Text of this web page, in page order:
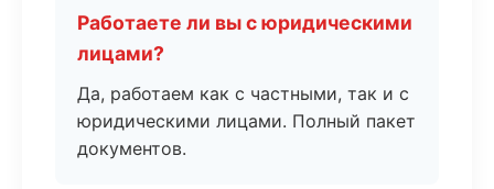
Работаете ли вы с юридическими
лицами?
Да, работаем как с частными, так и с
юридическими лицами. Полный пакет
документов.